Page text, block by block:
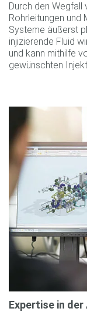
Durch den Wegfall
Rohrleitungen und
Systeme äußerst
injizierende Fluid
und kann mithilfe
gewünschten
Expertise in